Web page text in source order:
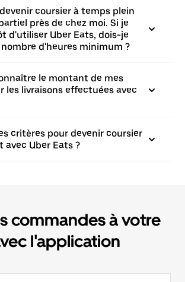
coursier à temps plein
près de chez moi. Si je
d'utiliser Uber Eats, dois-je
d'heures minimum ?
le montant de mes
les livraisons effectuées avec
critères pour devenir coursier
avec Uber Eats ?
commandes à votre
l'application